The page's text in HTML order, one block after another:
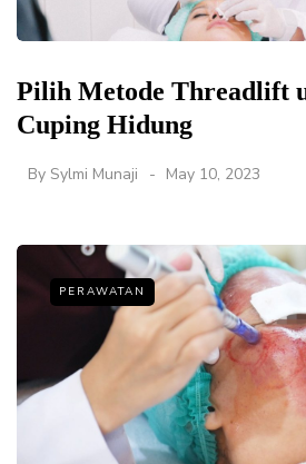
Pilih Metode Threadlift
Cuping Hidung
By Sylmi Munaji May 10, 2023
PERAWATAN